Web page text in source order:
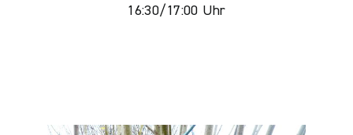
16:30/17:00 Uhr